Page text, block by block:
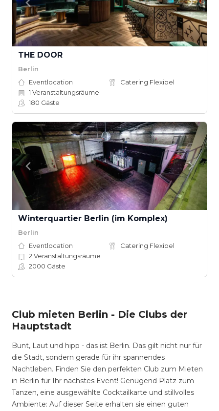
THE DOOR
Berlin
Eventlocation
Catering Flexibel
1 Veranstaltungsräume
180 Gäste
Winterquartier Berlin (im Komplex)
Berlin
Eventlocation
Catering Flexibel
2 Veranstaltungsräume
2000 Gäste
Club mieten Berlin - Die Clubs der
Hauptstadt
Bunt, Laut und hipp - das ist Berlin. Das gilt nicht nur für
die Stadt, sondern gerade für ihr spannendes
Nachtleben. Finden Sie den perfekten Club zum Mieten
in Berlin für Ihr nächstes Event! Genügend Platz zum
Tanzen, eine ausgewählte Cocktailkarte und stillvolles
Ambiente: Auf dieser Seite erhalten sie einen guten